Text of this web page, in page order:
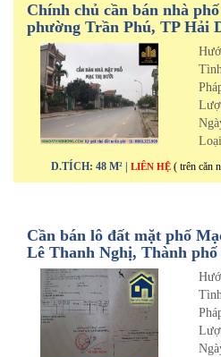
Chính chủ cần bán nhà
phường Trần Phú, TP Hải
D.TÍCH: 48 M² | LIÊN HỆ ( trên căn
Cần bán lô đất mặt phố
Lê Thanh Nghị, Thành